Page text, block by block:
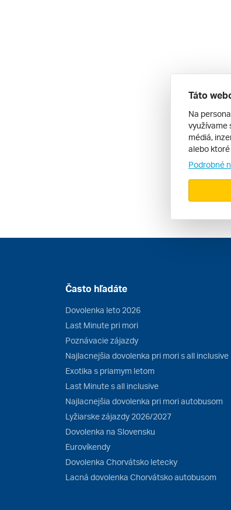
Často hľadáte
Dovolenka leto 2026
Last Minute pri mori
Poznávacie zájazdy
Najlacnejšia dovolenka pri mori s all inclusive
Exotika s priamym letom
Last Minute s all inclusive
Najlacnejšia dovolenka pri mori autobusom
Lyžiarske zájazdy 2026/2027
Dovolenka na Slovensku
Eurovíkendy
Dovolenka Chorvátsko letecky
Lacná dovolenka Chorvátsko autobusom
Táto
Na
využívame
médiá,
alebo
Podrobné